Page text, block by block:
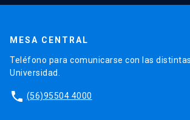
MESA CENTRAL
Teléfono para comunicarse con las
Universidad.
phone (56)95504 4000